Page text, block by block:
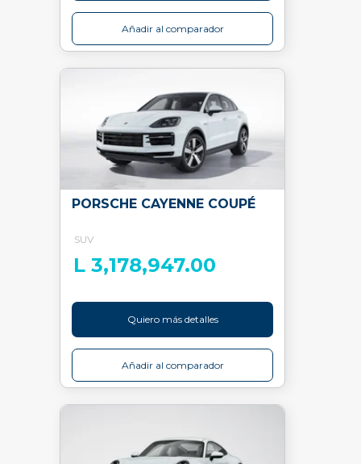
Añadir al comparador
PORSCHE CAYENNE COUPÉ
SUV
L 3,178,947.00
Quiero más detalles
Añadir al comparador